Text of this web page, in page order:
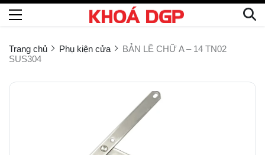
Trang chủ Phụ kiện cửa
BẢN LỀ CHỮ A – 14 TN02
SUS304